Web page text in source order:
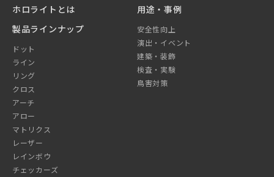
ホロライトとは
製品ラインナップ
ドット
ライン
リング
クロス
アーチ
アロー
マトリクス
レーザー
レインボウ
チェッカーズ
用途・事例
安全性向上
演出・イベント
建築・装飾
検査・実験
鳥害対策